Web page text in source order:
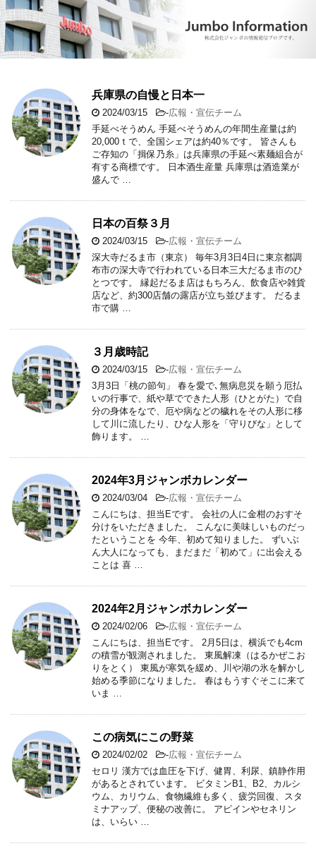
兵庫県の自慢と日本一
2024/03/15 -広報・宣伝チーム
手延べそうめん 手延べそうめんの年間生産量は約
20,000ｔで、全国シェアは約40％です。 皆さんも
ご存知の「揖保乃糸」は兵庫県の手延べ素麺組合が
有する商標です。 日本酒生産量 兵庫県は酒造業が
盛んで …
日本の百祭３月
2024/03/15 -広報・宣伝チーム
深大寺だるま市（東京） 毎年3月3日4日に東京都調
布市の深大寺で行われている日本三大だるま市のひ
とつです。 縁起だるま店はもちろん、飲食店や雑貨
店など、約300店舗の露店が立ち並びます。 だるま
市で購 …
３月歳時記
2024/03/15 -広報・宣伝チーム
3月3日「桃の節句」 春を愛で､無病息災を願う厄払
いの行事で、紙や草でできた人形（ひとがた）で自
分の身体をなで、厄や病などの穢れをその人形に移
して川に流したり、ひな人形を「守りびな」として
飾ります。 …
2024年3月ジャンボカレンダー
2024/03/04 -広報・宣伝チーム
こんにちは、担当Eです。 会社の人に金柑のおすそ
分けをいただきました。 こんなに美味しいものだっ
たということを 今年、初めて知りました。 ずいぶ
ん大人になっても、まだまだ「初めて」に出会える
ことは 喜 …
2024年2月ジャンボカレンダー
2024/02/06 -広報・宣伝チーム
こんにちは、担当Eです。 2月5日は、横浜でも4cm
の積雪が観測されました。 東風解凍（はるかぜこお
りをとく） 東風が寒気を緩め、川や湖の氷を解かし
始める季節になりました。 春はもうすぐそこに来て
いま …
この病気にこの野菜
2024/02/02 -広報・宣伝チーム
セロリ 漢方では血圧を下げ、健胃、利尿、鎮静作用
があるとされています。 ビタミンB1、B2、カルシ
ウム、カリウム、食物繊維も多く、疲労回復、スタ
ミナアップ、便秘の改善に。 アピインやセネリン
は、いらい …